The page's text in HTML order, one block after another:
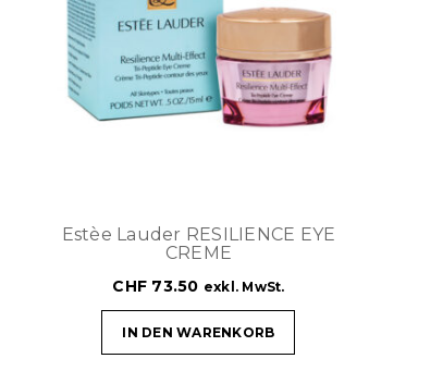
Estèe Lauder RESILIENCE EYE
CREME
CHF 73.50 exkl. MwSt.
IN DEN WARENKORB